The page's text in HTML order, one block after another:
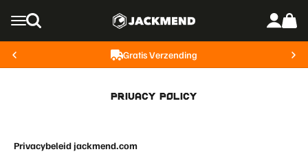
MenuZoeken Jackmend Inloggen
Gratis Verzending
Privacy Policy
Privacybeleid jackmend.com